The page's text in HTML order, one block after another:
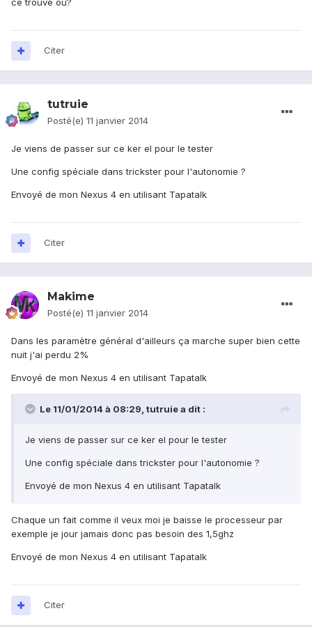
ce trouve ou?
Citer
tutruie
Posté(e) 11 janvier 2014
Je viens de passer sur ce ker el pour le tester
Une config spéciale dans trickster pour l'autonomie ?
Envoyé de mon Nexus 4 en utilisant Tapatalk
Citer
Makime
Posté(e) 11 janvier 2014
Dans les paramètre général d'ailleurs ça marche super bien cette
nuit j'ai perdu 2%
Envoyé de mon Nexus 4 en utilisant Tapatalk
Le 11/01/2014 à 08:29, tutruie a dit :
Je viens de passer sur ce ker el pour le tester
Une config spéciale dans trickster pour l'autonomie ?
Envoyé de mon Nexus 4 en utilisant Tapatalk
Chaque un fait comme il veux moi je baisse le processeur par
exemple je jour jamais donc pas besoin des 1,5ghz
Envoyé de mon Nexus 4 en utilisant Tapatalk
Citer